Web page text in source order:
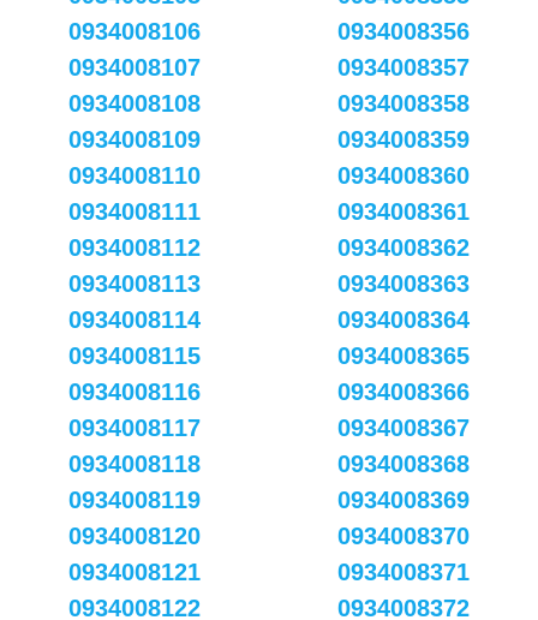
0934008106
0934008107
0934008108
0934008109
0934008110
0934008111
0934008112
0934008113
0934008114
0934008115
0934008116
0934008117
0934008118
0934008119
0934008120
0934008121
0934008122
0934008356
0934008357
0934008358
0934008359
0934008360
0934008361
0934008362
0934008363
0934008364
0934008365
0934008366
0934008367
0934008368
0934008369
0934008370
0934008371
0934008372